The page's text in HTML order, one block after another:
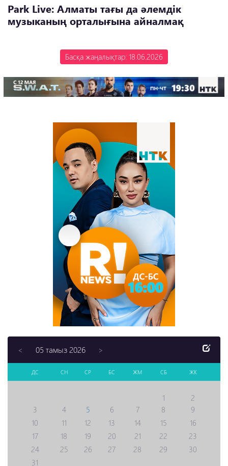
Park Live: Алматы тағы да әлемдік
музыканың орталығына айналмақ
Басқа жаңалықтар: 18.06.2026
< 05 тамыз 2026 >
ДС СН СР БС ЖМ СБ ЖК
1
2
3
4 5 6 7 8
9
10
11 12 13 14 15
16
17
18 19 20 21 22
23
24
25 26 27 28 29
30
31